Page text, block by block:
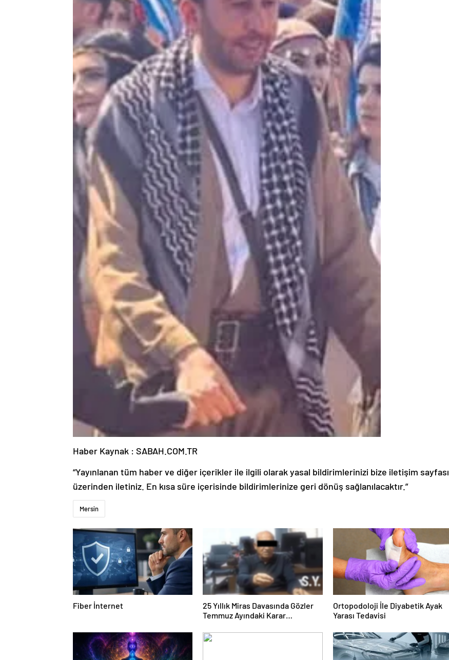
Haber Kaynak : SABAH.COM.TR
“Yayınlanan tüm haber ve diğer içerikler ile ilgili olarak yasal bildirimlerinizi bize iletişim sayfası
üzerinden iletiniz. En kısa süre içerisinde bildirimlerinize geri dönüş sağlanılacaktır.”
Mersin
Fiber İnternet
25 Yıllık Miras Davasında Gözler
Temmuz Ayındaki Karar
Ortopodoloji İle Diyabetik Ayak
Yarası Tedavisi